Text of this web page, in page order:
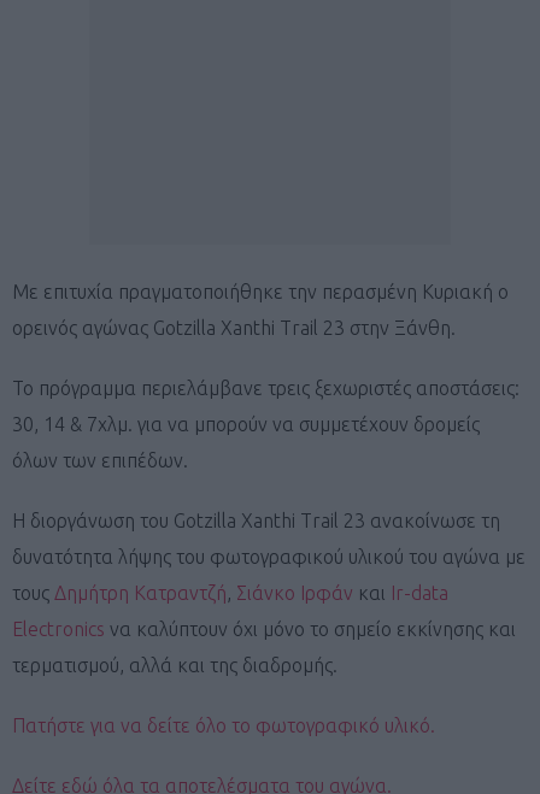
Με επιτυχία πραγματοποιήθηκε την περασμένη Κυριακή ο
ορεινός αγώνας Gotzilla Xanthi Trail 23 στην Ξάνθη.
Το πρόγραμμα περιελάμβανε τρεις ξεχωριστές αποστάσεις:
30, 14 & 7χλμ. για να μπορούν να συμμετέχουν δρομείς
όλων των επιπέδων.
Η διοργάνωση του Gotzilla Xanthi Trail 23 ανακοίνωσε τη
δυνατότητα λήψης του φωτογραφικού υλικού του αγώνα με
τους Δημήτρη Κατραντζή, Σιάνκο Ιρφάν και Ir-data
Εlectronics να καλύπτουν όχι μόνο το σημείο εκκίνησης και
τερματισμού, αλλά και της διαδρομής.
Πατήστε για να δείτε όλο το φωτογραφικό υλικό.
Δείτε εδώ όλα τα αποτελέσματα του αγώνα.